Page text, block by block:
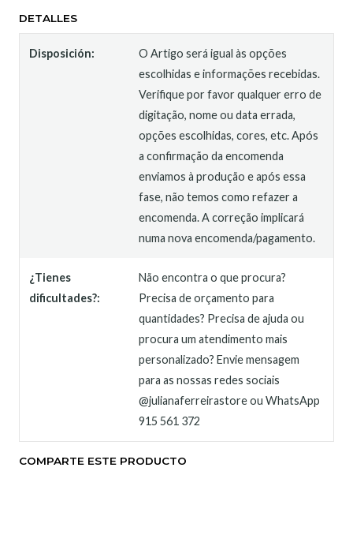
DETALLES
Disposición:
O Artigo será igual às opções
escolhidas e informações recebidas.
Verifique por favor qualquer erro de
digitação, nome ou data errada,
opções escolhidas, cores, etc. Após
a confirmação da encomenda
enviamos à produção e após essa
fase, não temos como refazer a
encomenda. A correção implicará
numa nova encomenda/pagamento.
¿Tienes
dificultades?:
Não encontra o que procura?
Precisa de orçamento para
quantidades? Precisa de ajuda ou
procura um atendimento mais
personalizado? Envie mensagem
para as nossas redes sociais
@julianaferreirastore ou WhatsApp
915 561 372
COMPARTE ESTE PRODUCTO